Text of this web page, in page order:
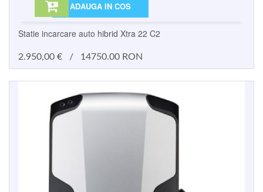
ADAUGA IN COS
Statie incarcare auto hibrid Xtra 22 C2
2.950,00 € / 14750.00 RON